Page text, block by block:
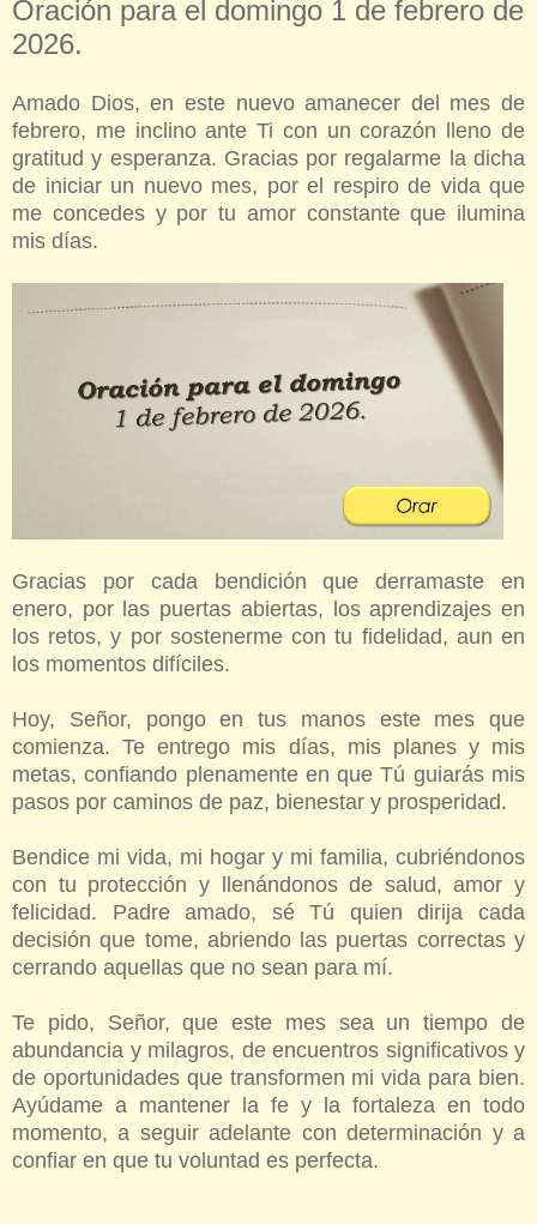
Oración para el domingo 1 de febrero de
2026.
Amado Dios, en este nuevo amanecer del mes de
febrero, me inclino ante Ti con un corazón lleno de
gratitud y esperanza. Gracias por regalarme la dicha
de iniciar un nuevo mes, por el respiro de vida que
me concedes y por tu amor constante que ilumina
mis días.
Gracias por cada bendición que derramaste en
enero, por las puertas abiertas, los aprendizajes en
los retos, y por sostenerme con tu fidelidad, aun en
los momentos difíciles.
Hoy, Señor, pongo en tus manos este mes que
comienza. Te entrego mis días, mis planes y mis
metas, confiando plenamente en que Tú guiarás mis
pasos por caminos de paz, bienestar y prosperidad.
Bendice mi vida, mi hogar y mi familia, cubriéndonos
con tu protección y llenándonos de salud, amor y
felicidad. Padre amado, sé Tú quien dirija cada
decisión que tome, abriendo las puertas correctas y
cerrando aquellas que no sean para mí.
Te pido, Señor, que este mes sea un tiempo de
abundancia y milagros, de encuentros significativos y
de oportunidades que transformen mi vida para bien.
Ayúdame a mantener la fe y la fortaleza en todo
momento, a seguir adelante con determinación y a
confiar en que tu voluntad es perfecta.